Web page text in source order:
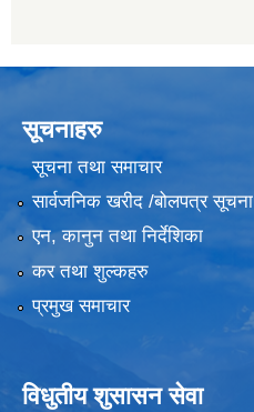
सूचनाहरु
सूचना तथा समाचार
सार्वजनिक खरीद /बोलपत्र सूचना
एन, कानुन तथा निर्देशिका
कर तथा शुल्कहरु
प्रमुख समाचार
विधुतीय शुसासन सेवा